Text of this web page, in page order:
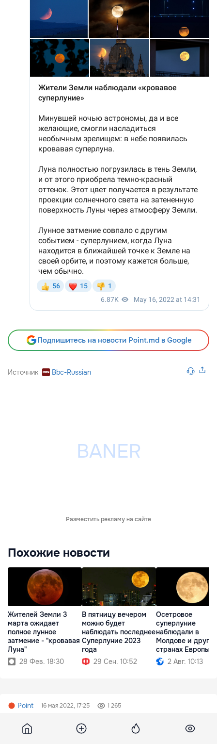
Подпишитесь на новости Point.md в Google
Источник Bbc-Russian
Разместить рекламу на сайте
Похожие новости
Жителей Земли 3
марта ожидает
полное лунное
затмение - "кровавая
Луна"
28 Фев. 18:30
В пятницу вечером
можно будет
наблюдать последнее
Суперлуние 2023
года
29 Сен. 10:52
Осетровое
суперлуние
наблюдали в
Молдове и других
странах Европы
2 Авг. 10:13
Point 16 мая 2022, 17:25 1 265
Ауреску: Румыния